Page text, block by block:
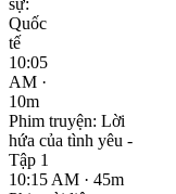
sự:
Quốc
tế
10:05
AM ·
10m
Phim truyện: Lời
hứa của tình yêu -
Tập 1
10:15 AM · 45m